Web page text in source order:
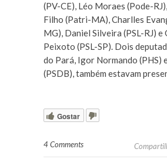
(PV-CE), Léo Moraes (Pode-
Filho (Patri-MA), Charlles
MG), Daniel Silveira (PSL-RJ) e
Peixoto (PSL-SP). Dois
do Pará, Igor Normando (PHS)
(PSDB), também estavam
Gostar
4 Comments